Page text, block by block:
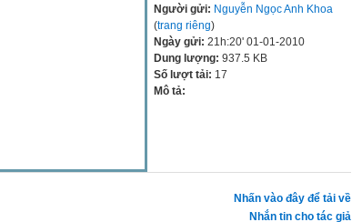
Người gửi: Nguyễn Ngọc Anh Khoa
(trang riêng)
Ngày gửi: 21h:20' 01-01-2010
Dung lượng: 937.5 KB
Số lượt tải: 17
Mô tả:
Nhấn vào đây để tải về
Nhắn tin cho tác giả